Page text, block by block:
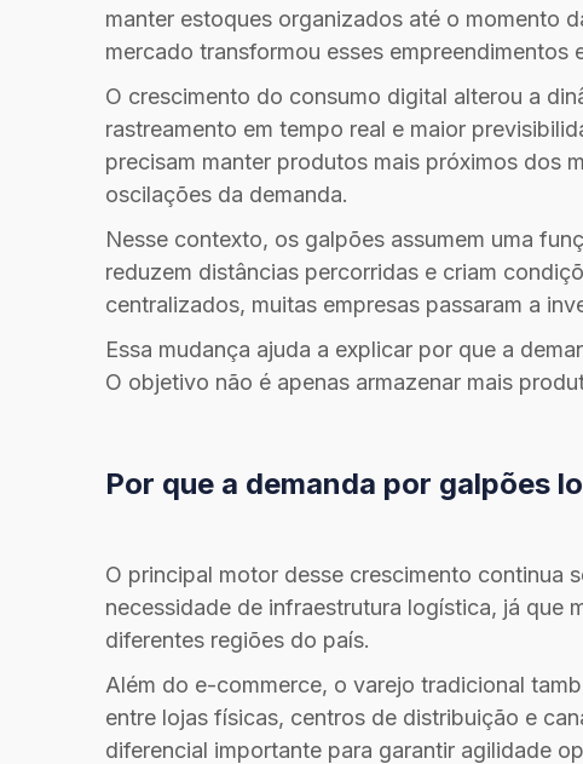
manter estoques organizados até o momento
mercado transformou esses
O crescimento do consumo digital alterou a
rastreamento em tempo real e maior
precisam manter produtos mais próximos dos
oscilações da demanda.
Nesse contexto, os galpões assumem uma
reduzem distâncias percorridas e criam
centralizados, muitas empresas passaram a
Essa mudança ajuda a explicar por que a
O objetivo não é apenas armazenar mais
Por que a demanda por galpões
O principal motor desse crescimento continua
necessidade de infraestrutura logística, já que
diferentes regiões do país.
Além do e-commerce, o varejo tradicional
entre lojas físicas, centros de distribuição e
diferencial importante para garantir agilidade